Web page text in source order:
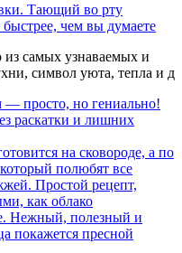
Тающий во рту
чем вы думаете
самых узнаваемых и
символ уюта, тепла и д
просто, но гениально!
раскатки и лишних
на сковороде, а по
полюбят все
Простой рецепт,
как облако
Нежный, полезный и
покажется пресной